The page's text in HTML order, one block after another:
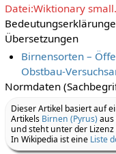
Datei:Wiktionary
Übersetzungen
Birnensorten –
Obstbau-
Normdaten
Dieser Artikel basiert auf
Artikels Birnen (Pyrus)aus
und steht unter der Lizenz
In Wikipedia ist eine Liste